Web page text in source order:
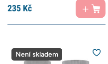
235 Kč
Není skladem